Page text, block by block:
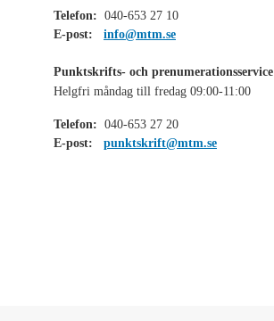
Telefon: 040-653 27 10
E-post:
info@mtm.se
Punktskrifts- och prenumerationsservice
Helgfri måndag till fredag 09:00-11:00
Telefon: 040-653 27 20
E-post:
punktskrift@mtm.se